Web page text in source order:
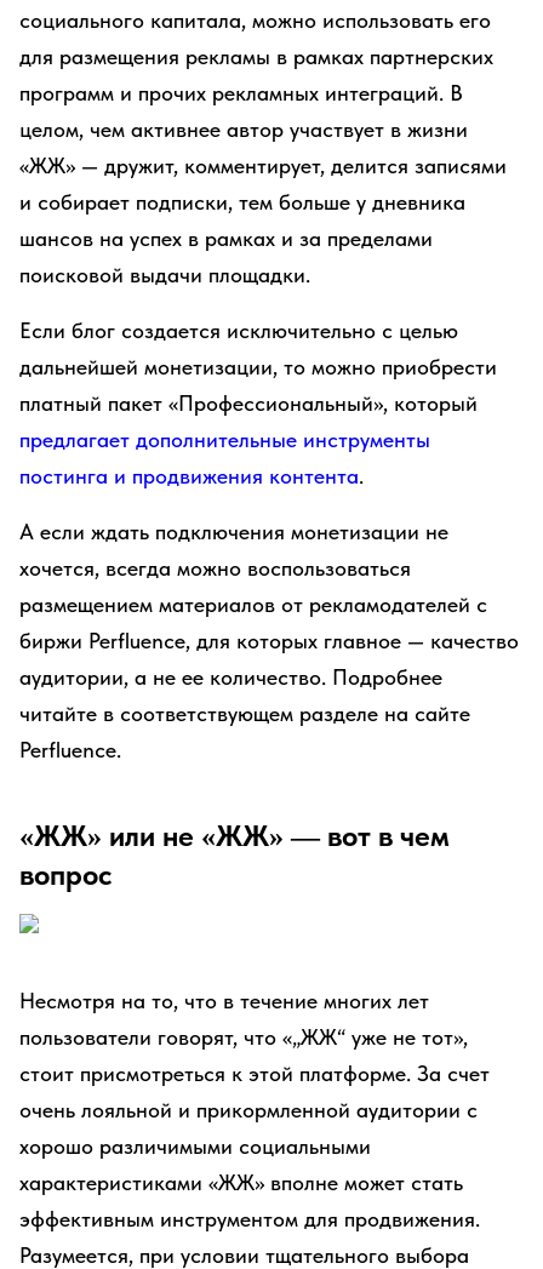
социального капитала, можно использовать его
для размещения рекламы в рамках партнерских
программ и прочих рекламных интеграций. В
целом, чем активнее автор участвует в жизни
«ЖЖ» — дружит, комментирует, делится записями
и собирает подписки, тем больше у дневника
шансов на успех в рамках и за пределами
поисковой выдачи площадки.
Если блог создается исключительно с целью
дальнейшей монетизации, то можно приобрести
платный пакет «Профессиональный», который
предлагает дополнительные инструменты
постинга и продвижения контента.
А если ждать подключения монетизации не
хочется, всегда можно воспользоваться
размещением материалов от рекламодателей с
биржи Perfluence, для которых главное — качество
аудитории, а не ее количество. Подробнее
читайте в соответствующем разделе на сайте
Perfluence.
«ЖЖ» или не «ЖЖ» — вот в чем
вопрос
Несмотря на то, что в течение многих лет
пользователи говорят, что «„ЖЖ“ уже не тот»,
стоит присмотреться к этой платформе. За счет
очень лояльной и прикормленной аудитории с
хорошо различимыми социальными
характеристиками «ЖЖ» вполне может стать
эффективным инструментом для продвижения.
Разумеется, при условии тщательного выбора